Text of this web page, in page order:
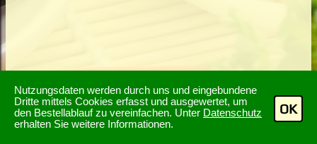
Nutzungsdaten werden durch uns und eingebundene
Dritte mittels Cookies erfasst und ausgewertet, um
den Bestellablauf zu vereinfachen. Unter Datenschutz
erhalten Sie weitere Informationen.
OK